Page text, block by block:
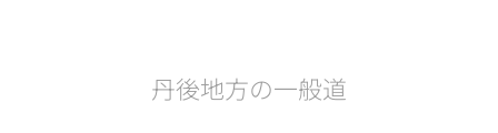
丹後地方の一般道